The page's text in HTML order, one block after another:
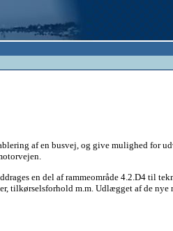
af en busvej, og give mulighed for
en del af rammeområde 4.2.D4 til
tilkørselsforhold m.m. Udlægget af de